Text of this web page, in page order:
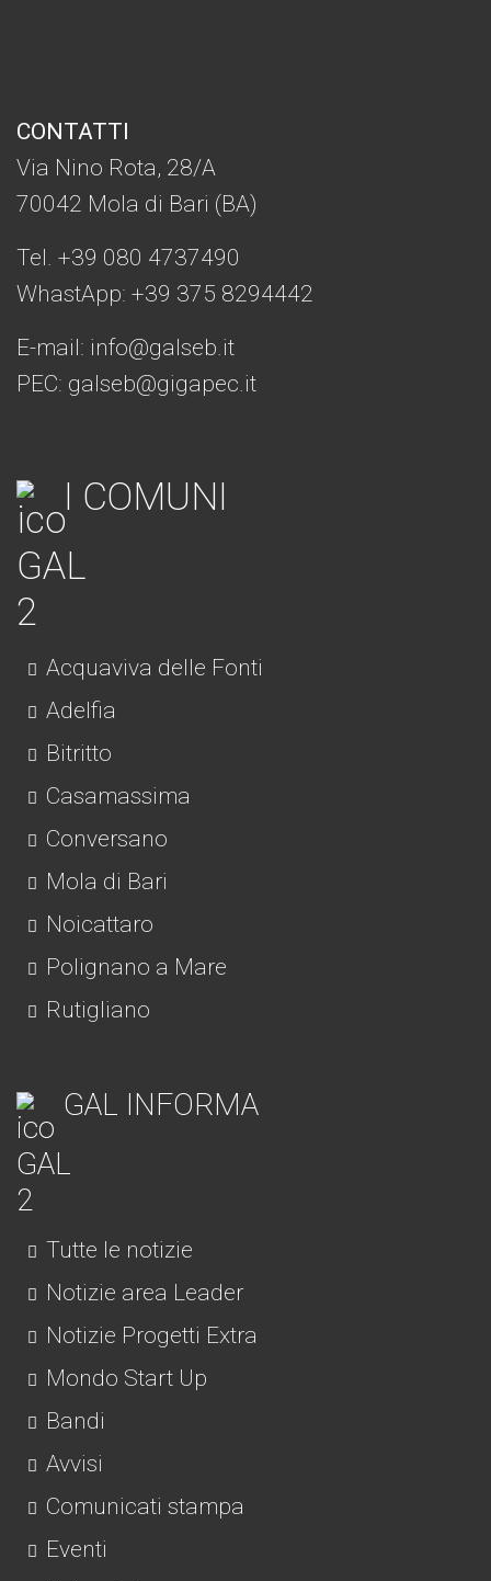
CONTATTI
Via Nino Rota, 28/A
70042 Mola di Bari (BA)
Tel. +39 080 4737490
WhastApp: +39 375 8294442
E-mail: info@galseb.it
PEC: galseb@gigapec.it
I COMUNI
Acquaviva delle Fonti
Adelfia
Bitritto
Casamassima
Conversano
Mola di Bari
Noicattaro
Polignano a Mare
Rutigliano
GAL INFORMA
Tutte le notizie
Notizie area Leader
Notizie Progetti Extra
Mondo Start Up
Bandi
Avvisi
Comunicati stampa
Eventi